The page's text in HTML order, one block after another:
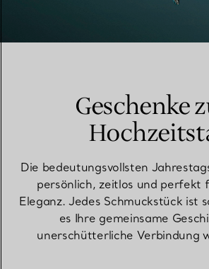
Geschenke
Die bedeutungsvollsten
persönlich, zeitlos und perfekt
Eleganz. Jedes Schmuckstück ist
es Ihre gemeinsame
unerschütterliche Verbindung